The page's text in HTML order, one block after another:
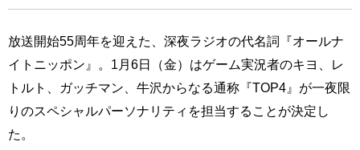
放送開始55周年を迎えた、深夜ラジオの代名詞『オールナ
イトニッポン』。1月6日（金）はゲーム実況者のキヨ、レ
トルト、ガッチマン、牛沢からなる通称『TOP4』が一夜限
りのスペシャルパーソナリティを担当することが決定し
た。